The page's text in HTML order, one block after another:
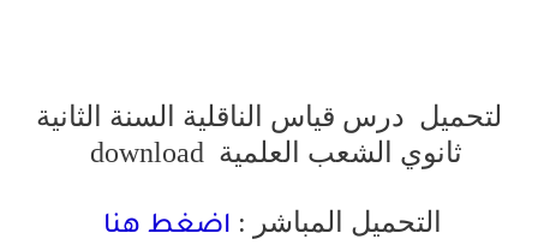
لتحميل درس قياس الناقلية السنة الثانية
ثانوي الشعب العلمية download
التحميل المباشر : اضغط هنا